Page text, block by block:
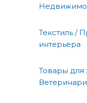
Текстиль /
интерьера
Товары для